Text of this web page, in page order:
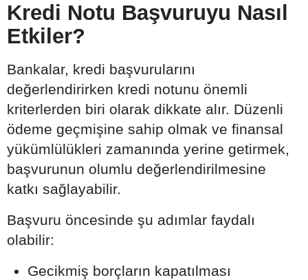
Kredi Notu Başvuruyu Nasıl
Etkiler?
Bankalar, kredi başvurularını
değerlendirirken kredi notunu önemli
kriterlerden biri olarak dikkate alır. Düzenli
ödeme geçmişine sahip olmak ve finansal
yükümlülükleri zamanında yerine getirmek,
başvurunun olumlu değerlendirilmesine
katkı sağlayabilir.
Başvuru öncesinde şu adımlar faydalı
olabilir:
Gecikmiş borçların kapatılması